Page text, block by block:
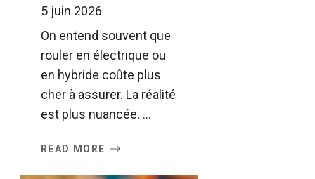
5 juin 2026
On entend souvent que
rouler en électrique ou
en hybride coûte plus
cher à assurer. La réalité
est plus nuancée. ...
READ MORE